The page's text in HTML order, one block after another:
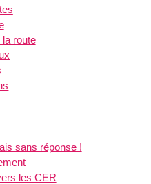
route
sans réponse !
les CER